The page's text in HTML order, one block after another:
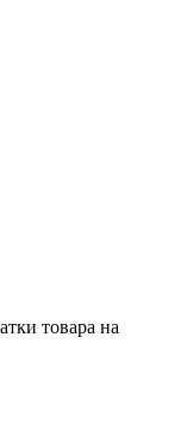
товара на